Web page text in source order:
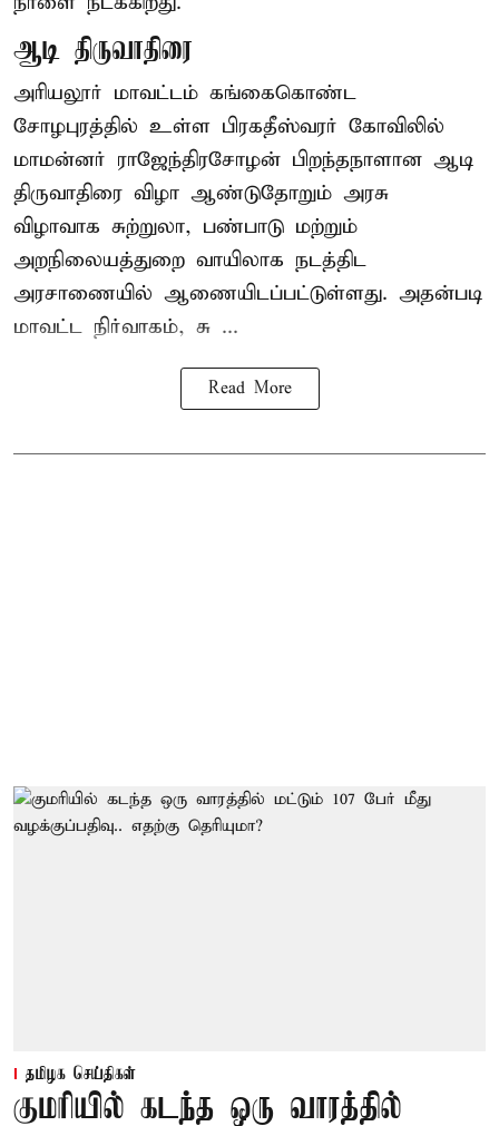
ஆடி திருவாதிரை
அரியலூர் மாவட்டம் கங்கைகொண்ட
சோழபுரத்தில் உள்ள பிரகதீஸ்வரர் கோவிலில்
மாமன்னர் ராஜேந்திரசோழன் பிறந்தநாளான ஆடி
திருவாதிரை விழா ஆண்டுதோறும் அரசு
விழாவாக சுற்றுலா, பண்பாடு மற்றும்
அறநிலையத்துறை வாயிலாக நடத்திட
அரசாணையில் ஆணையிடப்பட்டுள்ளது. அதன்படி
மாவட்ட நிர்வாகம், சு ...
Read More
தமிழக செய்திகள்
குமரியில் கடந்த ஒரு வாரத்தில்